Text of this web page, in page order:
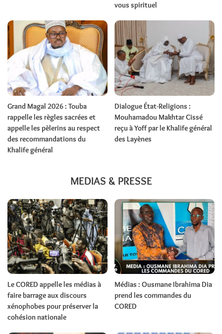
vous spirituel
Grand Magal 2026 : Touba
rappelle les règles sacrées et
appelle les pèlerins au respect
des recommandations du
Khalife général
Dialogue État-Religions :
Mouhamadou Makhtar Cissé
reçu à Yoff par le Khalife général
des Layènes
MEDIAS & PRESSE
Le CORED appelle les médias à
faire barrage aux discours
xénophobes pour préserver la
cohésion nationale
Médias : Ousmane Ibrahima Dia
prend les commandes du
CORED